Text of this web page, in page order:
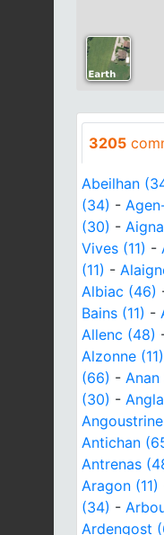
3205
Abeilhan
(34) -
(30) -
Vives (11) -
(11) -
Albiac (46)
Bains (11) -
Allenc (48)
Alzonne (11)
(66) - Anan
(30) -
Antichan
Antrenas
Aragon (11)
(34) -
Ardengost